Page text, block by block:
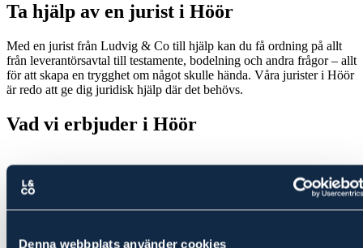
Denna webbplats använder cookies
Ta hjälp av en jurist i Höör
Med en jurist från Ludvig & Co till hjälp kan du få ordning på allt
från leverantörsavtal till testamente, bodelning och andra frågor – allt
för att skapa en trygghet om något skulle hända. Våra jurister i Höör
är redo att ge dig juridisk hjälp där det behövs.
Vad vi erbjuder i Höör